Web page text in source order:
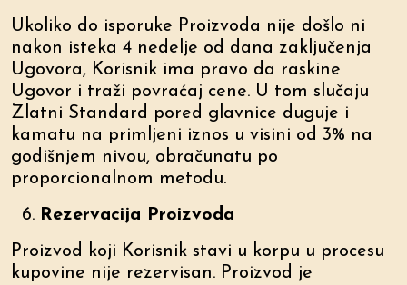
Ukoliko do isporuke Proizvoda nije došlo ni
nakon isteka 4 nedelje od dana zaključenja
Ugovora, Korisnik ima pravo da raskine
Ugovor i traži povraćaj cene. U tom slučaju
Zlatni Standard pored glavnice duguje i
kamatu na primljeni iznos u visini od 3% na
godišnjem nivou, obračunatu po
proporcionalnom metodu.
Rezervacija Proizvoda
Proizvod koji Korisnik stavi u korpu u procesu
kupovine nije rezervisan. Proizvod je